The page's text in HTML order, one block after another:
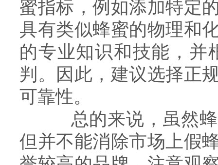
蜜指标，例如添加特定
具有类似蜂蜜的物理和
的专业知识和技能，并
判。因此，建议选择正
可靠性。
总的来说，虽然蜂
但并不能消除市场上假